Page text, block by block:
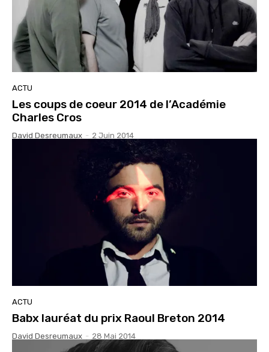
ACTU
Les coups de coeur 2014 de l’Académie
Charles Cros
David Desreumaux - 2 Juin 2014
ACTU
Babx lauréat du prix Raoul Breton 2014
David Desreumaux - 28 Mai 2014